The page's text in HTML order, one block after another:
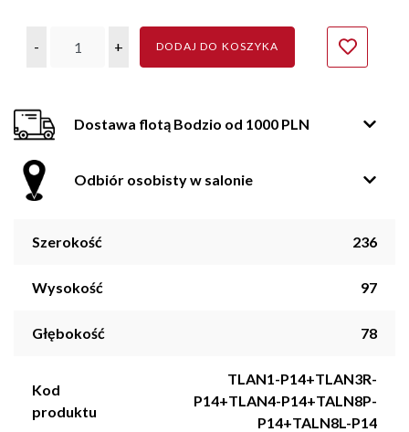
- + DODAJ DO KOSZYKA
Dostawa flotą Bodzio od 1000 PLN
Odbiór osobisty w salonie
Szerokość 236
Wysokość 97
Głębokość 78
Kod
produktu
TLAN1-P14+TLAN3R-
P14+TLAN4-P14+TALN8P-
P14+TALN8L-P14